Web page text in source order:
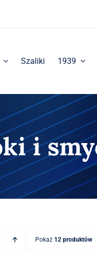
Szaliki 1939
i
Pokaż 12 produktów